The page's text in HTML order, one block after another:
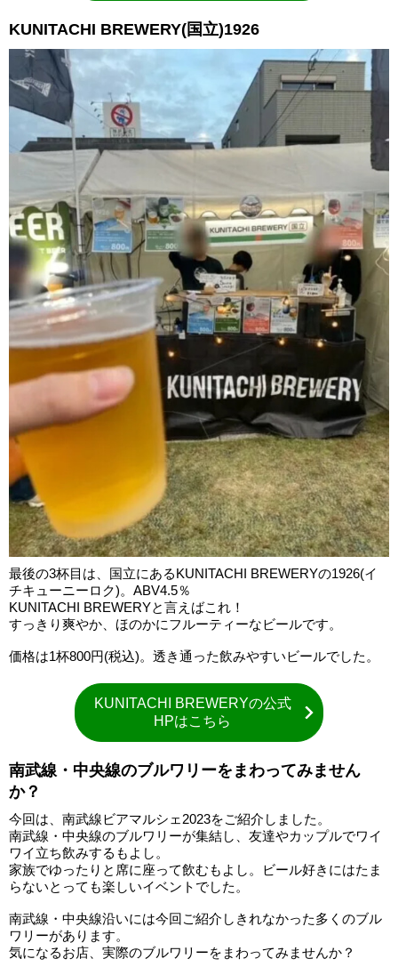
KUNITACHI BREWERY(国立)1926
最後の3杯目は、国立にあるKUNITACHI BREWERYの1926(イ
チキューニーロク)。ABV4.5％
KUNITACHI BREWERYと言えばこれ！
すっきり爽やか、ほのかにフルーティーなビールです。
価格は1杯800円(税込)。透き通った飲みやすいビールでした。
KUNITACHI BREWERYの公式
HPはこちら
南武線・中央線のブルワリーをまわってみません
か？
今回は、南武線ビアマルシェ2023をご紹介しました。
南武線・中央線のブルワリーが集結し、友達やカップルでワイ
ワイ立ち飲みするもよし。
家族でゆったりと席に座って飲むもよし。ビール好きにはたま
らないとっても楽しいイベントでした。
南武線・中央線沿いには今回ご紹介しきれなかった多くのブル
ワリーがあります。
気になるお店、実際のブルワリーをまわってみませんか？